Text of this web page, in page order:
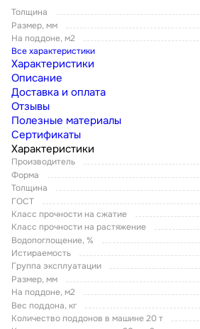
Толщина
Размер, мм
На поддоне, м2
Все характеристики
Характеристики
Описание
Доставка и оплата
Отзывы
Полезные материалы
Сертификаты
Характеристики
Производитель
Форма
Толщина
ГОСТ
Класс прочности на сжатие
Класс прочности на растяжение
Водопоглощение, %
Истираемость
Группа эксплуатации
Размер, мм
На поддоне, м2
Вес поддона, кг
Количество поддонов в машине 20 т